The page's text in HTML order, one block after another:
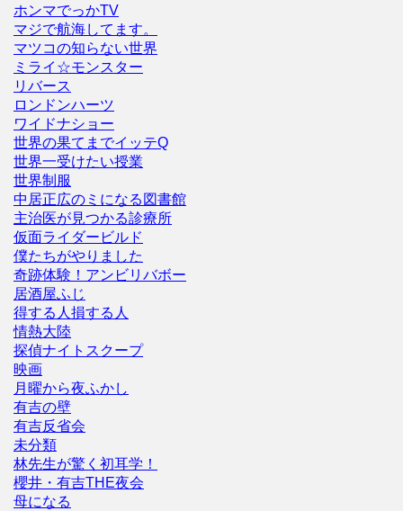
ホンマでっかTV
マジで航海してます。
マツコの知らない世界
ミライ☆モンスター
リバース
ロンドンハーツ
ワイドナショー
世界の果てまでイッテQ
世界一受けたい授業
世界制服
中居正広のミになる図書館
主治医が見つかる診療所
仮面ライダービルド
僕たちがやりました
奇跡体験！アンビリバボー
居酒屋ふじ
得する人損する人
情熱大陸
探偵ナイトスクープ
映画
月曜から夜ふかし
有吉の壁
有吉反省会
未分類
林先生が驚く初耳学！
櫻井・有吉THE夜会
母になる